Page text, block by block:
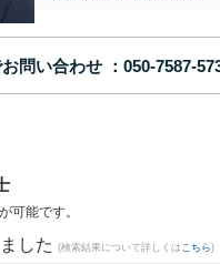
問い合わせ
可能です。
した (検索結果について詳しくは こちら)